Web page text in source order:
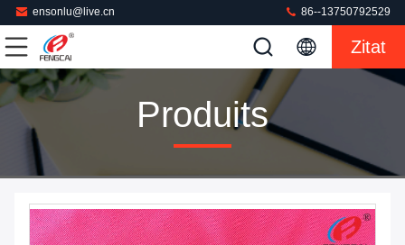
ensonlu@live.cn 86--13750792529
Zitat
Produits